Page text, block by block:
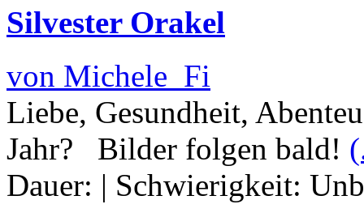
Silvester Orakel
von Michele_Fi
Liebe, Gesundheit,
Jahr? Bilder folgen bald!
Dauer: | Schwierigkeit: